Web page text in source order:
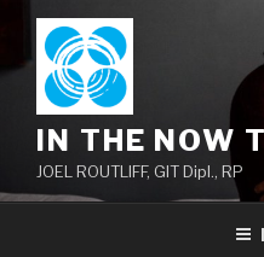
content
IN THE NOW
JOEL ROUTLIFF, GIT Dipl., RP